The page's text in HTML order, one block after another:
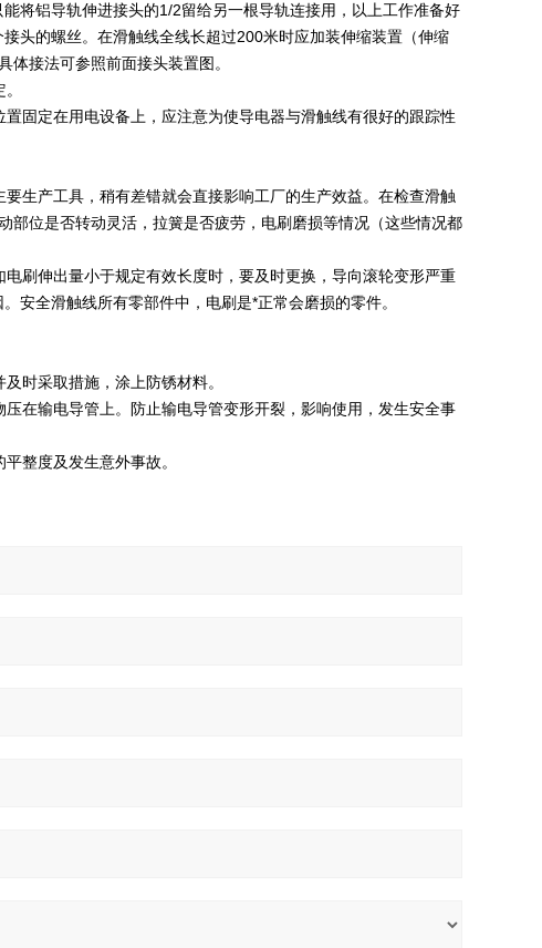
将铝导轨伸进接头的1/2留给另一根导轨连接用，以上工作准备好
头的螺丝。在滑触线全线长超过200米时应加装伸缩装置（伸缩
接法可参照前面接头装置图。
固定在用电设备上，应注意为使导电器与滑触线有很好的跟踪性
生产工具，稍有差错就会直接影响工厂的生产效益。在检查滑触
位是否转动灵活，拉簧是否疲劳，电刷磨损等情况（这些情况都
刷伸出量小于规定有效长度时，要及时更换，导向滚轮变形严重
安全滑触线所有零部件中，电刷是*正常会磨损的零件。
时采取措施，涂上防锈材料。
在输电导管上。防止输电导管变形开裂，影响使用，发生安全事
整度及发生意外事故。